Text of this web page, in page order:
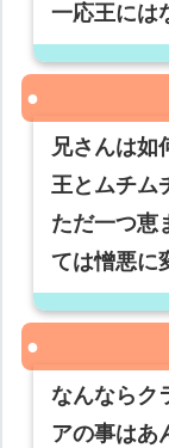
一応王には
兄さんは如
王とムチム
ただ一つ恵
ては憎悪に
なんならク
アの事はあ